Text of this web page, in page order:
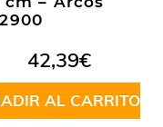
42,39€
AL CARRITO